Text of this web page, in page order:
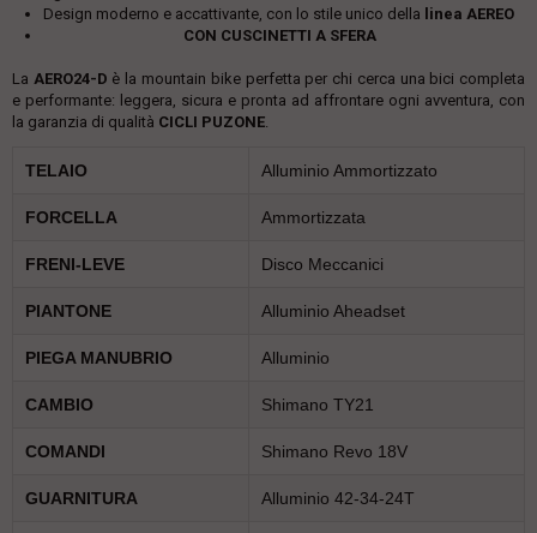
Design moderno e accattivante, con lo stile unico della linea AEREO
CON CUSCINETTI A SFERA
La AERO24-D è la mountain bike perfetta per chi cerca una bici completa
e performante: leggera, sicura e pronta ad affrontare ogni avventura, con
la garanzia di qualità CICLI PUZONE.
TELAIO Alluminio Ammortizzato
FORCELLA Ammortizzata
FRENI-LEVE Disco Meccanici
PIANTONE Alluminio Aheadset
PIEGA MANUBRIO Alluminio
CAMBIO Shimano TY21
COMANDI Shimano Revo 18V
GUARNITURA Alluminio 42-34-24T